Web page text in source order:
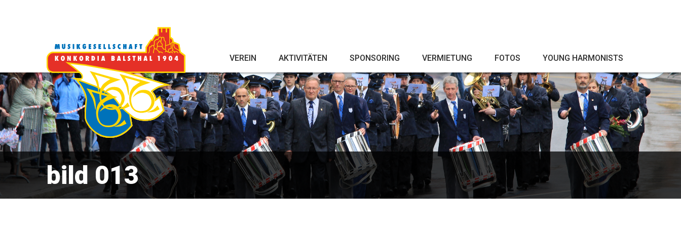
VEREIN AKTIVITÄTEN SPONSORING VERMIETUNG FOTOS YOUNG HARMONISTS
bild 013